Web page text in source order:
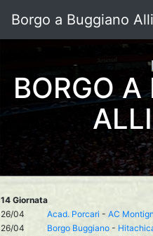
Borgo a Buggiano
BORGO
14 Giornata
26/04
Acad. Porcari - AC
26/04
Borgo Buggiano -